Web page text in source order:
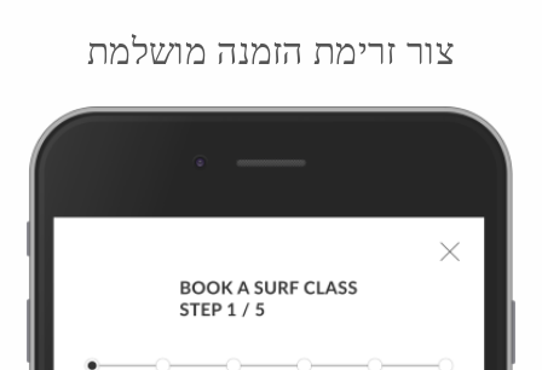
צור זרימת הזמנה מושלמת